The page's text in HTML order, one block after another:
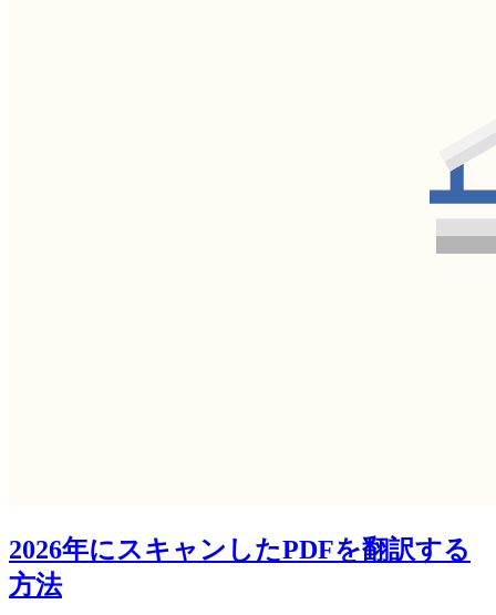
2026年にスキャンしたPDFを翻訳する
方法